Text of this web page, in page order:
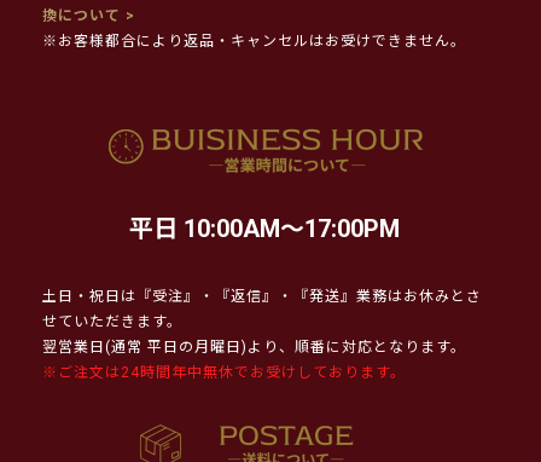
換について >
※お客様都合により返品・キャンセルはお受けできません。
平日 10:00AM～17:00PM
土日・祝日は『受注』・『返信』・『発送』業務はお休みとさ
せていただきます。
翌営業日(通常 平日の月曜日)より、順番に対応となります。
※ご注文は24時間年中無休でお受けしております。